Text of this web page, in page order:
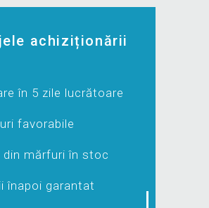
achiziționării
în 5 zile lucrătoare
favorabile
din mărfuri în stoc
înapoi garantat